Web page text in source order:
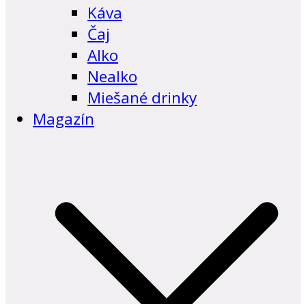
Káva
Čaj
Alko
Nealko
Miešané drinky
Magazín